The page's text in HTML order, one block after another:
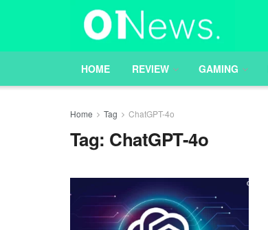
HOME REVIEW GAMING
Home Tag ChatGPT-4o
Tag: ChatGPT-4o